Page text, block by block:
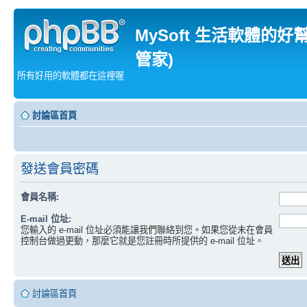
MySoft 生活軟體的好
管家)
所有好用的軟體都在這裡喔
討論區首頁
發送會員密碼
會員名稱:
E-mail 位址:
您輸入的 e-mail 位址必須能讓我們聯絡到您。如果您從未在會員
控制台做過更動，那麼它就是您註冊時所提供的 e-mail 位址。
討論區首頁